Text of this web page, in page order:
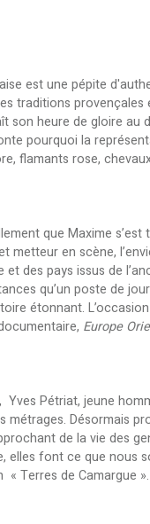
est une pépite
traditions provençales
son heure de gloire au
pourquoi la
flamants rose,
que Maxime
metteur en scène,
et des pays issus de
qu’un poste de
étonnant.
Europe
Pétriat, jeune
métrages. Désormais
de la vie des
font ce que nous
« Terres de Camargue ».